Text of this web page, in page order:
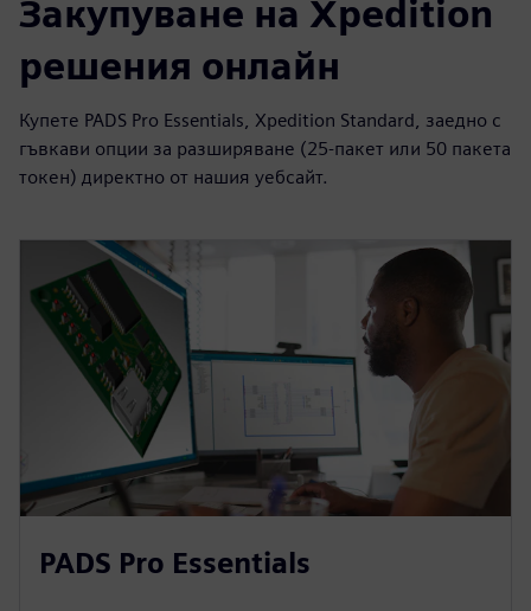
Закупуване на Xpedition
решения онлайн
Купете PADS Pro Essentials, Xpedition Standard, заедно с
гъвкави опции за разширяване (25-пакет или 50 пакета
токен) директно от нашия уебсайт.
PADS Pro Essentials